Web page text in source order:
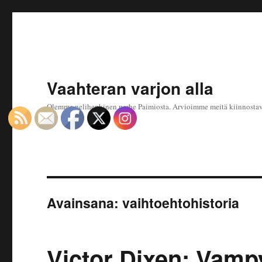
Vaahteran varjon alla
Olemme nelihenkinen perhe Paimiosta. Arvioimme meitä
Avainsana:vaihtoehtohistoria